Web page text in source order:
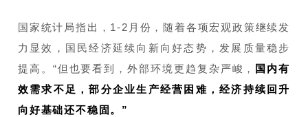
国家统计局指出，1-2月份，随着各项宏观政策继续发
力显效，国民经济延续向新向好态势，发展质量稳步
提高。“但也要看到，外部环境更趋复杂严峻， 国内有
效需求不足，部分企业生产经营困难，经济持续回升
向好基础还不稳固。”